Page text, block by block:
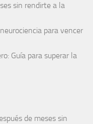
sin rendirte a la
para vencer
Guía para superar la
de meses sin